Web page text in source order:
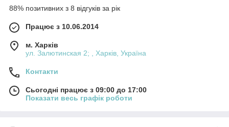
88% позитивних з 8 відгуків за рік
Працює з 10.06.2014
м. Харків
ул. Залютинская 2; , Харків, Україна
Контакти
Сьогодні працює з 09:00 до 17:00
Показати весь графік роботи